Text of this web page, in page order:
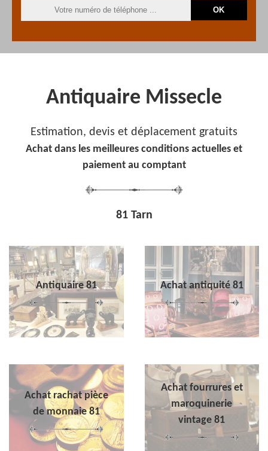
Antiquaire Missecle
Estimation, devis et déplacement gratuits
Achat dans les meilleures conditions actuelles et
paiement au comptant
81 Tarn
Antiquaire 81 Achat antiquité 81
Achat rachat pièce
de monnaie 81
Achat fourrures et
maroquinerie
vintage 81